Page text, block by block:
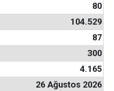
80
104.529
87
300
4.165
26 Ağustos 2026